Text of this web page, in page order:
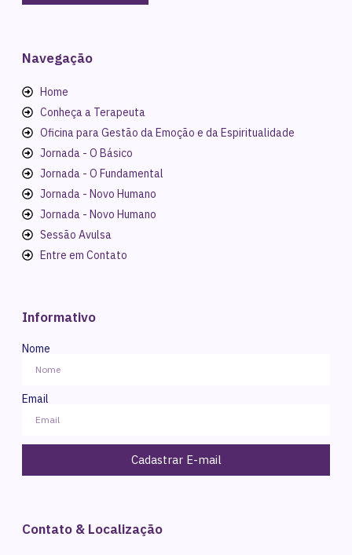
Navegação
Home
Conheça a Terapeuta
Oficina para Gestão da Emoção e da Espiritualidade
Jornada - O Básico
Jornada - O Fundamental
Jornada - Novo Humano
Jornada - Novo Humano
Sessão Avulsa
Entre em Contato
Informativo
Nome
Email
Cadastrar E-mail
Contato & Localização